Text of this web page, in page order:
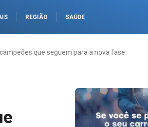
REGIÃO SAÚDE
que seguem para a nova fase